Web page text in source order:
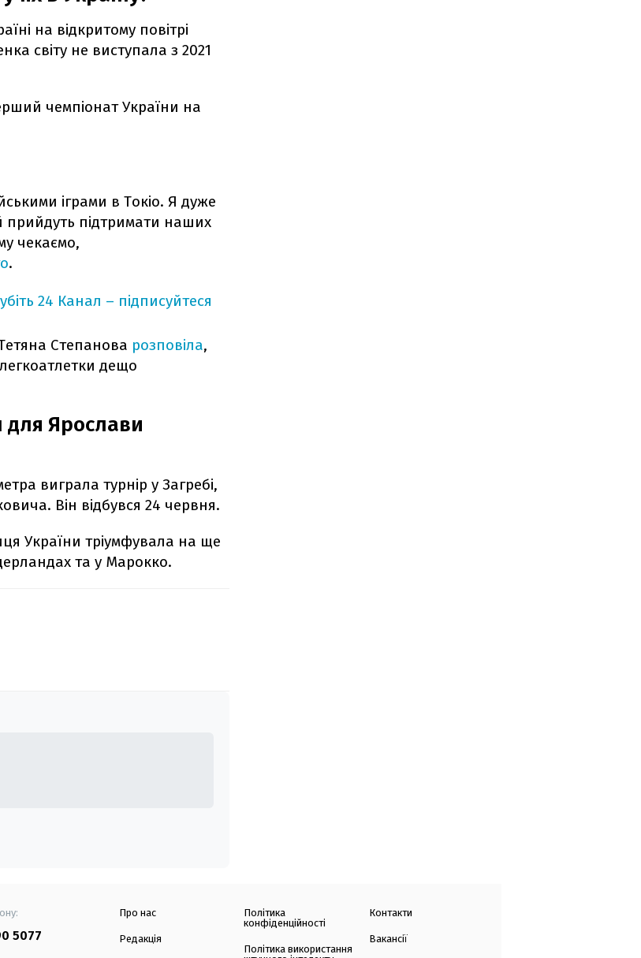
на відкритому повітрі
світу не виступала з 2021
чемпіонат України на
іграми в Токіо. Я дуже
прийдуть підтримати наших
чекаємо,
.
24 Канал – підписуйтеся
Степанова розповіла,
дещо
для Ярослави
виграла турнір у Загребі,
Він відбувся 24 червня.
України тріумфувала на ще
та у Марокко.
5077
Про нас
Редакція
Політика
конфіденційності
Політика використання
Контакти
Вакансії